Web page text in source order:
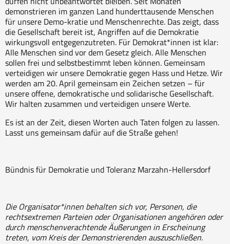
demonstrieren im ganzen Land hunderttausende Menschen
für unsere Demo-kratie und Menschenrechte. Das zeigt, dass
die Gesellschaft bereit ist, Angriffen auf die Demokratie
wirkungsvoll entgegenzutreten. Für Demokrat*innen ist klar:
Alle Menschen sind vor dem Gesetz gleich. Alle Menschen
sollen frei und selbstbestimmt leben können. Gemeinsam
verteidigen wir unsere Demokratie gegen Hass und Hetze. Wir
werden am 20. April gemeinsam ein Zeichen setzen – für
unsere offene, demokratische und solidarische Gesellschaft.
Wir halten zusammen und verteidigen unsere Werte.
Es ist an der Zeit, diesen Worten auch Taten folgen zu lassen.
Lasst uns gemeinsam dafür auf die Straße gehen!
Bündnis für Demokratie und Toleranz Marzahn-Hellersdorf
Die Organisator*innen behalten sich vor, Personen, die
rechtsextremen Parteien oder Organisationen angehören oder
durch menschenverachtende Äußerungen in Erscheinung
treten, vom Kreis der Demonstrierenden auszuschließen.